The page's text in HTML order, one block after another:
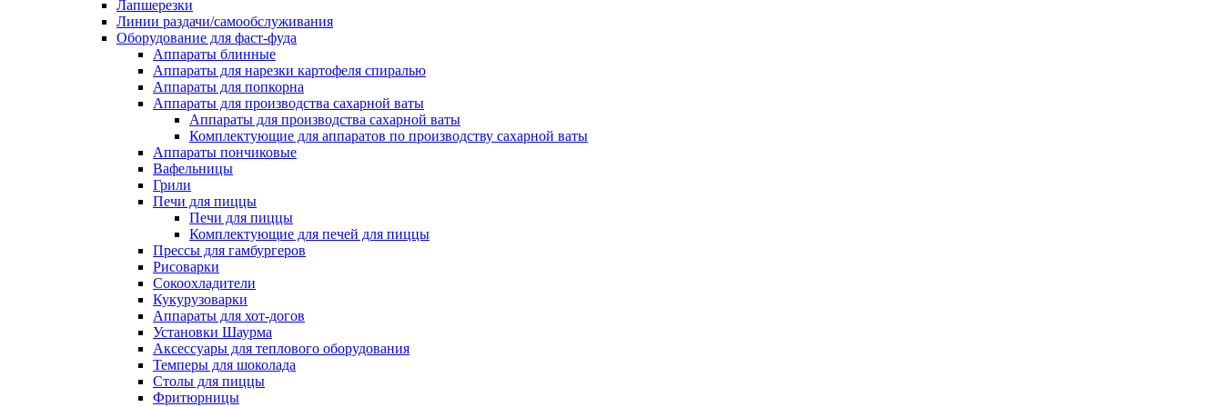
Лапшерезки
Линии раздачи/самообслуживания
Оборудование для фаст-фуда
Аппараты блинные
Аппараты для нарезки картофеля спиралью
Аппараты для попкорна
Аппараты для производства сахарной ваты
Аппараты для производства сахарной ваты
Комплектующие для аппаратов по производству сахарной ваты
Аппараты пончиковые
Вафельницы
Грили
Печи для пиццы
Печи для пиццы
Комплектующие для печей для пиццы
Прессы для гамбургеров
Рисоварки
Сокоохладители
Кукурузоварки
Аппараты для хот-догов
Установки Шаурма
Аксессуары для теплового оборудования
Темперы для шоколада
Столы для пиццы
Фритюрницы